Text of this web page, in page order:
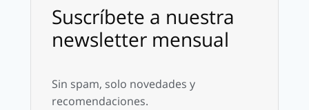
Suscríbete a nuestra
newsletter mensual
Sin spam, solo novedades y
recomendaciones.